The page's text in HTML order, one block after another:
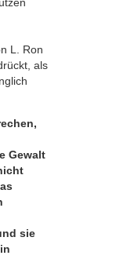
L. Ron
als
Gewalt
sie